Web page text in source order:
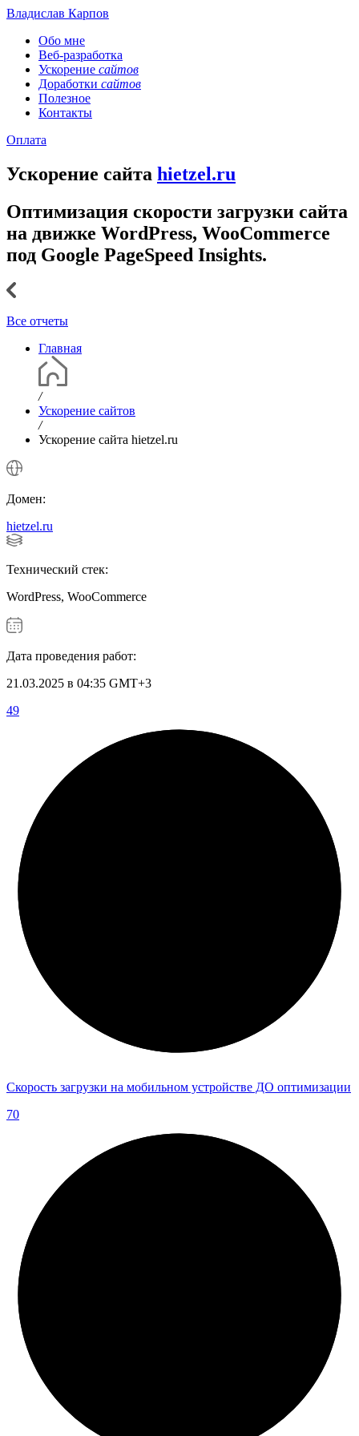
Владислав Карпов
Обо мне
Веб-разработка
Ускорение сайтов
Доработки сайтов
Полезное
Контакты
Оплата
Ускорение сайта hietzel.ru
Оптимизация скорости загрузки сайта
на движке WordPress, WooCommerce
под Google PageSpeed Insights.
Все отчеты
Главная
/
Ускорение сайтов
/
Ускорение сайта hietzel.ru
Домен:
hietzel.ru
Технический стек:
WordPress, WooCommerce
Дата проведения работ:
21.03.2025 в 04:35 GMT+3
49
Скорость загрузки на мобильном устройстве ДО оптимизации
70